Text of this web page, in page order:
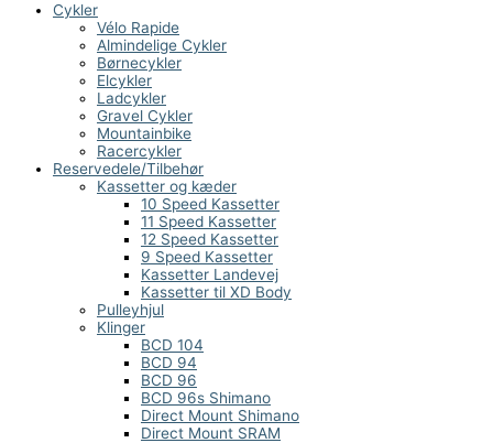
Cykler
Vélo Rapide
Almindelige Cykler
Børnecykler
Elcykler
Ladcykler
Gravel Cykler
Mountainbike
Racercykler
Reservedele/Tilbehør
Kassetter og kæder
10 Speed Kassetter
11 Speed Kassetter
12 Speed Kassetter
9 Speed Kassetter
Kassetter Landevej
Kassetter til XD Body
Pulleyhjul
Klinger
BCD 104
BCD 94
BCD 96
BCD 96s Shimano
Direct Mount Shimano
Direct Mount SRAM